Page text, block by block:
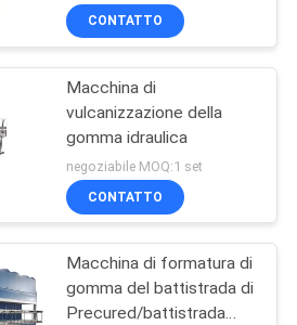
CONTATTO
Macchina di
vulcanizzazione della
gomma idraulica
negoziabile MOQ:1 set
CONTATTO
Macchina di formatura di
gomma del battistrada di
Precured/battistrada